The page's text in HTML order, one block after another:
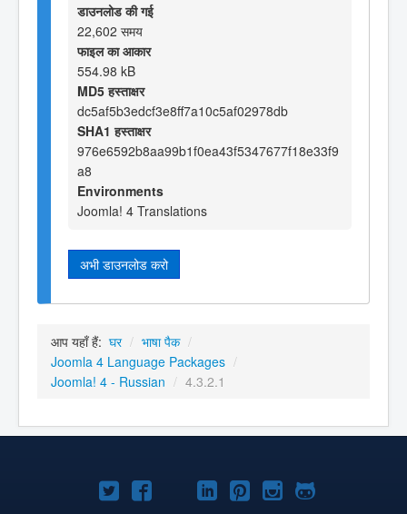
डाउनलोड की गई
22,602 समय
फाइल का आकार
554.98 kB
MD5 हस्ताक्षर
dc5af5b3edcf3e8ff7a10c5af02978db
SHA1 हस्ताक्षर
976e6592b8aa99b1f0ea43f5347677f18e33f9
a8
Environments
Joomla! 4 Translations
अभी डाउनलोड करो
आप यहाँ हैं: घर / भाषा पैक /
Joomla 4 Language Packages /
Joomla! 4 - Russian / 4.3.2.1
Joomla!Joomla!Joomla!
Joomla!Joomla!
Joomla!Joomla!